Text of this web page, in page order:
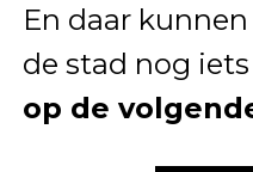
En daar
de stad nog
op de